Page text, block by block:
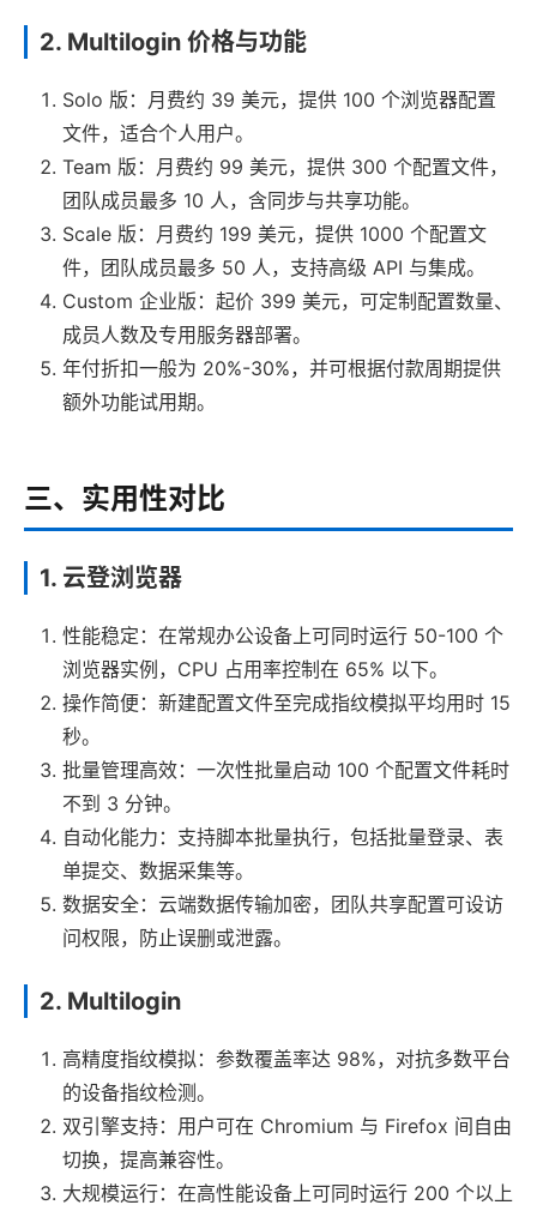
2. Multilogin 价格与功能
Solo 版：月费约 39 美元，提供 100 个浏览器配置
文件，适合个人用户。
Team 版：月费约 99 美元，提供 300 个配置文件，
团队成员最多 10 人，含同步与共享功能。
Scale 版：月费约 199 美元，提供 1000 个配置文
件，团队成员最多 50 人，支持高级 API 与集成。
Custom 企业版：起价 399 美元，可定制配置数量、
成员人数及专用服务器部署。
年付折扣一般为 20%-30%，并可根据付款周期提供
额外功能试用期。
三、实用性对比
1. 云登浏览器
性能稳定：在常规办公设备上可同时运行 50-100 个
浏览器实例，CPU 占用率控制在 65% 以下。
操作简便：新建配置文件至完成指纹模拟平均用时 15
秒。
批量管理高效：一次性批量启动 100 个配置文件耗时
不到 3 分钟。
自动化能力：支持脚本批量执行，包括批量登录、表
单提交、数据采集等。
数据安全：云端数据传输加密，团队共享配置可设访
问权限，防止误删或泄露。
2. Multilogin
高精度指纹模拟：参数覆盖率达 98%，对抗多数平台
的设备指纹检测。
双引擎支持：用户可在 Chromium 与 Firefox 间自由
切换，提高兼容性。
大规模运行：在高性能设备上可同时运行 200 个以上